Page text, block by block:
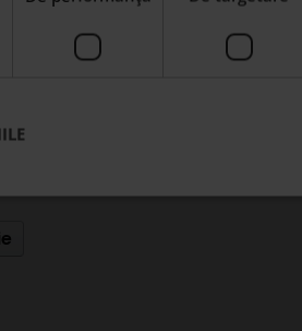
Ardezie